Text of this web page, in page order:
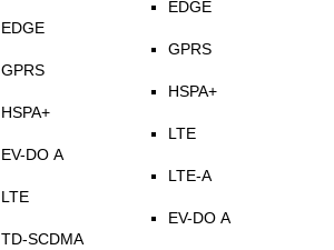
EDGE
GPRS
HSPA+
EV-DO A
LTE
TD-SCDMA
EDGE
GPRS
HSPA+
LTE
LTE-A
EV-DO A